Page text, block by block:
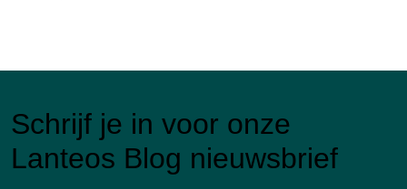
Schrijf je in voor onze
Lanteos Blog nieuwsbrief